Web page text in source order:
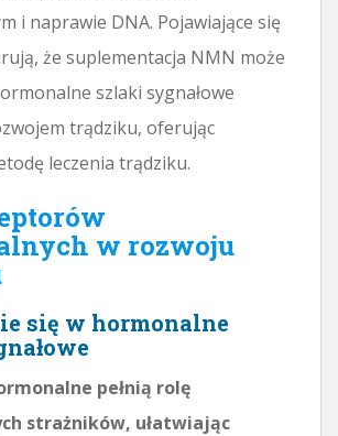
i naprawie DNA. Pojawiające się
że suplementacja NMN może
szlaki sygnałowe
trądziku, oferując
leczenia trądziku.
w rozwoju
się w hormonalne
pełnią rolę
strażników, ułatwiając